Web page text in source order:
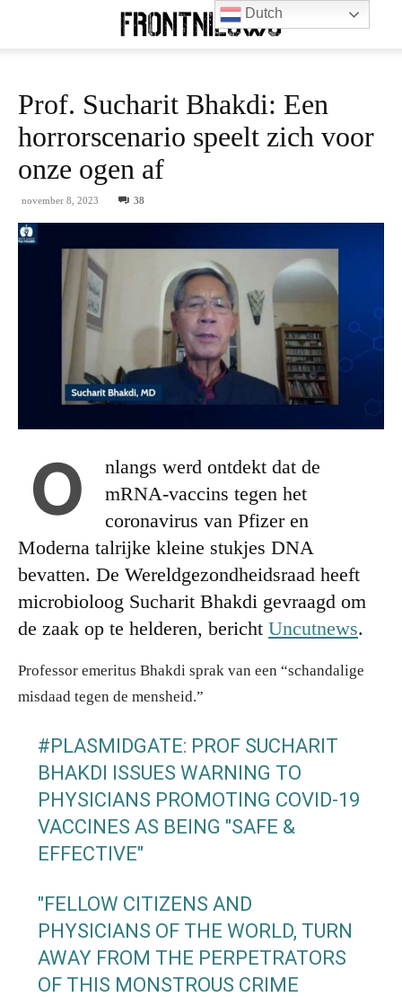
Prof. Sucharit Bhakdi: Een
horrorscenario speelt zich voor
onze ogen af
november 8, 2023 38
O
nlangs werd ontdekt dat de
mRNA-vaccins tegen het
coronavirus van Pfizer en
Moderna talrijke kleine stukjes DNA
bevatten. De Wereldgezondheidsraad heeft
microbioloog Sucharit Bhakdi gevraagd om
de zaak op te helderen, bericht Uncutnews.
Professor emeritus Bhakdi sprak van een “schandalige
misdaad tegen de mensheid.”
#PLASMIDGATE: PROF SUCHARIT
BHAKDI ISSUES WARNING TO
PHYSICIANS PROMOTING COVID-19
VACCINES AS BEING "SAFE &
EFFECTIVE"
"FELLOW CITIZENS AND
PHYSICIANS OF THE WORLD, TURN
AWAY FROM THE PERPETRATORS
OF THIS MONSTROUS CRIME
Dutch